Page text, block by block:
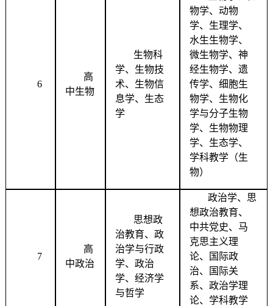
6
高
中生物
生物科
学、生物技
术、生物信
息学、生态
学
物学、动物
学、生理学、
水生生物学、
微生物学、神
经生物学、遗
传学、细胞生
物学、生物化
学与分子生物
学、生物物理
学、生态学、
学科教学（生
物）
7
高
中政治
思想政
治教育、政
治学与行政
学、政治
学、经济学
与哲学
政治学、思
想政治教育、
中共党史、马
克思主义理
论、国际政
治、国际关
系、政治学理
论、学科教学